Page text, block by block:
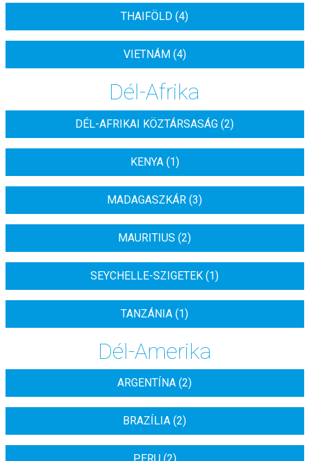
THAIFÖLD (4)
VIETNÁM (4)
Dél-Afrika
DÉL-AFRIKAI KÖZTÁRSASÁG (2)
KENYA (1)
MADAGASZKÁR (3)
MAURITIUS (2)
SEYCHELLE-SZIGETEK (1)
TANZÁNIA (1)
Dél-Amerika
ARGENTÍNA (2)
BRAZÍLIA (2)